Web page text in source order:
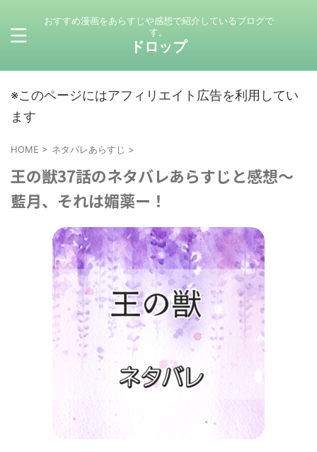
おすすめ漫画をあらすじや感想で紹介しているブログで
す。
ドロップ
※このページにはアフィリエイト広告を利用してい
ます
HOME > ネタバレあらすじ >
王の獣37話のネタバレあらすじと感想～
藍月、それは媚薬ー！